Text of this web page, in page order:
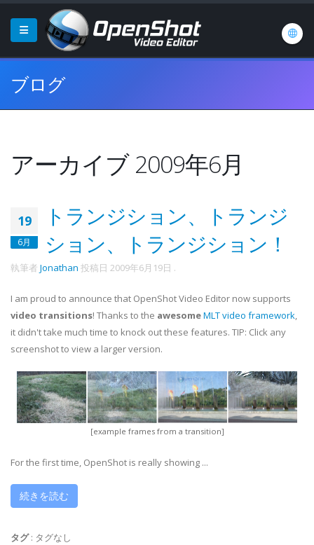
ブログ
アーカイブ 2009年6月
19
6月
トランジション、トランジ
ション、トランジション！
執筆者 Jonathan 投稿日 2009年6月19日 .
I am proud to announce that OpenShot Video Editor now supports
video transitions! Thanks to the awesomeMLT video framework,
it didn't take much time to knock out these features. TIP: Click any
screenshot to view a larger version.
[example frames from a transition]
For the first time, OpenShot is really showing ...
続きを読む
タグ: タグなし